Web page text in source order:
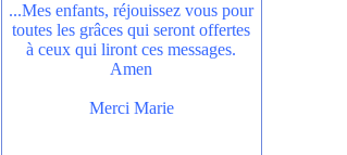
...Mes enfants, réjouissez vous pour
toutes les grâces qui seront offertes
à ceux qui liront ces messages.
Amen
Merci Marie